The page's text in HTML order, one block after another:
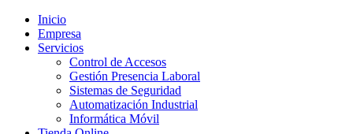
Inicio
Empresa
Servicios
Control de Accesos
Gestión Presencia Laboral
Sistemas de Seguridad
Automatización Industrial
Informática Móvil